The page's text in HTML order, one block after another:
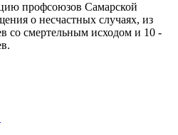
профсоюзов Самарской
о несчастных случаях, из
со смертельным исходом и 10 -